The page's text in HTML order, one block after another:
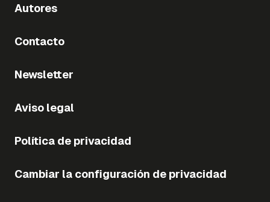
Autores
Contacto
Newsletter
Aviso legal
Política de privacidad
Cambiar la configuración de privacidad